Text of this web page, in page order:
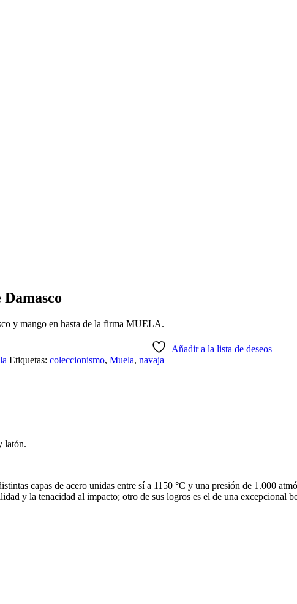
y mango en hasta de la firma MUELA.
Añadir a la lista de deseos
Etiquetas: coleccionismo, Muela, navaja
latón.
capas de acero unidas entre sí a 1150 °C y una presión de 1.000
y la tenacidad al impacto; otro de sus logros es el de una excepcional